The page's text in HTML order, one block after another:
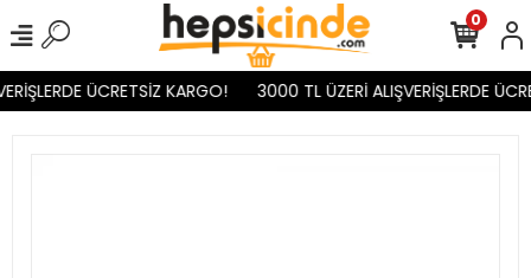
ÜCRETSİZ KARGO! 3000 TL ÜZERİ ALIŞVERİŞLERDE
0